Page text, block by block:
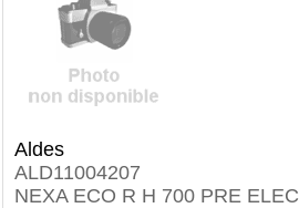
Aldes
ALD11004207
NEXA ECO R H 700 PRE ELEC